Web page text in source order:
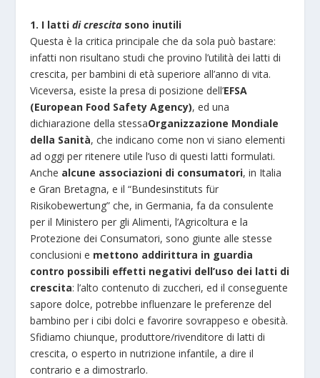
1. I lattidi crescita sono inutili
Questa è la critica principale che da sola può bastare:
infatti non risultano studi che provino l’utilità dei latti di
crescita, per bambini di età superiore all’anno di vita.
Viceversa, esiste la presa di posizione dell’EFSA
(European Food Safety Agency), ed una
dichiarazione della stessaOrganizzazione Mondiale
della Sanità, che indicano come non vi siano elementi
ad oggi per ritenere utile l’uso di questi latti formulati.
Anche alcune associazioni di consumatori, in Italia
e Gran Bretagna, e il “Bundesinstituts für
Risikobewertung” che, in Germania, fa da consulente
per il Ministero per gli Alimenti, l’Agricoltura e la
Protezione dei Consumatori, sono giunte alle stesse
conclusioni e mettono addirittura in guardia
contro possibili effetti negativi dell’uso dei latti di
crescita: l’alto contenuto di zuccheri, ed il conseguente
sapore dolce, potrebbe influenzare le preferenze del
bambino per i cibi dolci e favorire sovrappeso e obesità.
Sfidiamo chiunque, produttore/rivenditore di latti di
crescita, o esperto in nutrizione infantile, a dire il
contrario e a dimostrarlo.